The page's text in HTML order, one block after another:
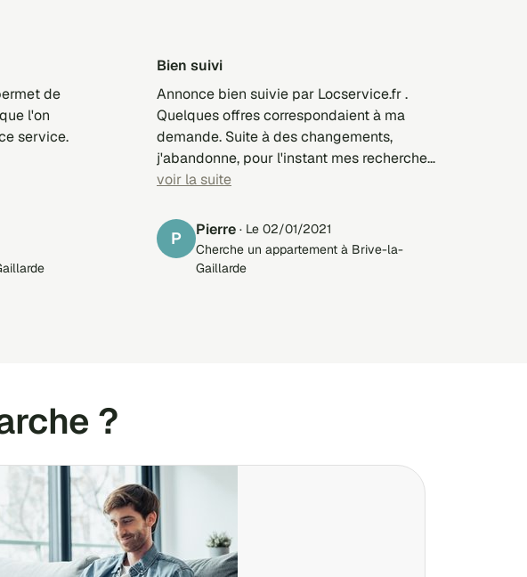
de
l'on
service.
Bien suivi
Annonce bien suivie par Locservice.fr .
Quelques offres correspondaient à ma
demande. Suite à des changements,
j'abandonne, pour l'instant mes recherches.
Remerciements.
voir la suite
P Pierre · Le 02/01/2021
Cherche un appartement à Brive-la-
Gaillarde
?